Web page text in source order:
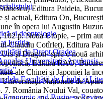
și deontologie
Iustitia
de Drept Oradea
Universitatis Apulensis
Facultăţii de Limbi și
Editura Paideia,
și actual, Editura On,
în opera lui Augustin
102 p. Noua Utopie, – prim
Claudiu Cotîrleț), Editura
şi Dragon- spre o nouă
Editura RAO,
ale Chinei şi Japoniei la
Naţionale de
7. România Noului Val,